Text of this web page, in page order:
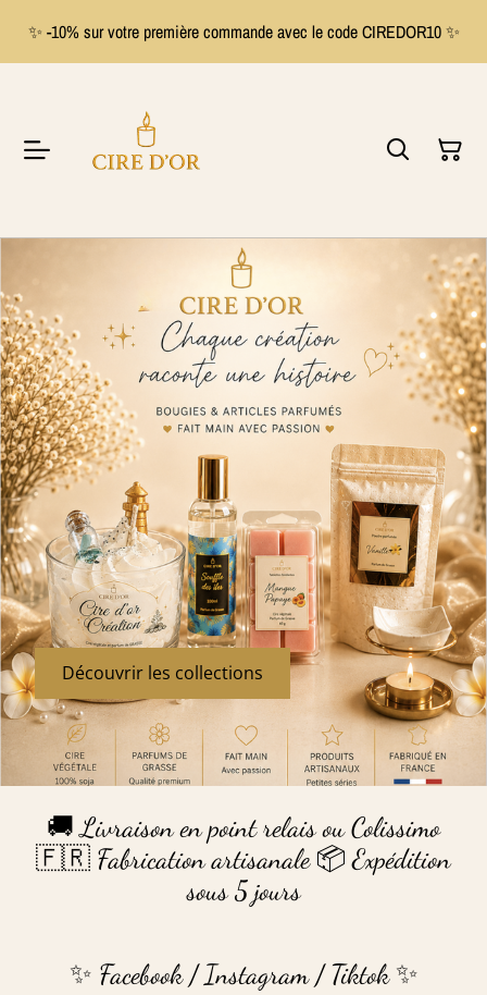
✨ -10% sur votre première commande avec le code CIREDOR10 ✨
Découvrir les collections
🚚 Livraison en point relais ou Colissimo
🇫🇷 Fabrication artisanale 📦 Expédition
sous 5 jours
✨ Facebook / Instagram / Tiktok ✨